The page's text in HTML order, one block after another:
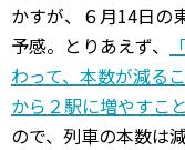
かすが、６月14日の
予感。とりあえず、
わって、本数が減る
から２駅に増やすこ
ので、列車の本数は減